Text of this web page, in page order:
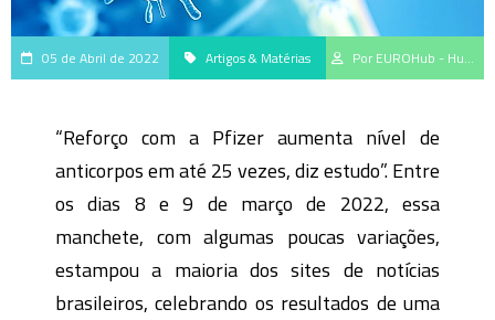
05 de Abril de 2022 Artigos & Matérias Por EUROHub - Hub de geração e disseminação do saber científico da EUROIMMUN Brasil
“Reforço com a Pfizer aumenta nível de
anticorpos em até 25 vezes, diz estudo”. Entre
os dias 8 e 9 de março de 2022, essa
manchete, com algumas poucas variações,
estampou a maioria dos sites de notícias
brasileiros, celebrando os resultados de uma